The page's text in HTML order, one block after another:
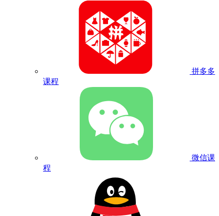
拼多多
课程
微信课
程